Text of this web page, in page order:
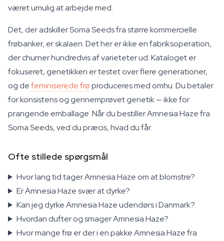
været umulig at arbejde med.
Det, der adskiller Soma Seeds fra større kommercielle
frøbanker, er skalaen. Det her er ikke en fabriksoperation,
der churner hundredvis af varieteter ud. Kataloget er
fokuseret, genetikken er testet over flere generationer,
og defeminiserede frøproduceres med omhu. Du betaler
for konsistens og gennemprøvet genetik — ikke for
prangende emballage. Når du bestiller Amnesia Haze fra
Soma Seeds, ved du præcis, hvad du får.
Ofte stillede spørgsmål
Hvor lang tid tager Amnesia Haze om at blomstre?
Er Amnesia Haze svær at dyrke?
Kan jeg dyrke Amnesia Haze udendørs i Danmark?
Hvordan dufter og smager Amnesia Haze?
Hvor mange frø er der i en pakke Amnesia Haze fra